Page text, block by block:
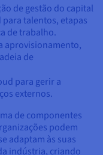
de gestão do capital
para talentos, etapas
de trabalho.
aprovisionamento,
de
para gerir a
externos.
de componentes
podem
adaptam às suas
indústria, criando